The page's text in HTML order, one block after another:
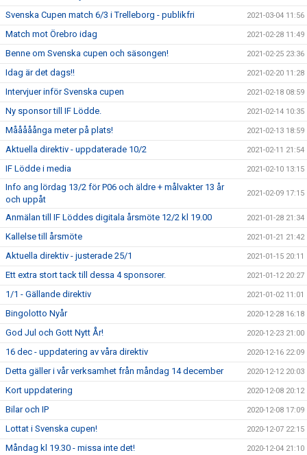
Svenska Cupen match 6/3 i Trelleborg - publikfri 2021-03-04 11:56
Match mot Örebro idag 2021-02-28 11:49
Benne om Svenska cupen och säsongen! 2021-02-25 23:36
Idag är det dags!! 2021-02-20 11:28
Intervjuer inför Svenska cupen 2021-02-18 08:59
Ny sponsor till IF Lödde. 2021-02-14 10:35
Mååååånga meter på plats! 2021-02-13 18:59
Aktuella direktiv - uppdaterade 10/2 2021-02-11 21:54
IF Lödde i media 2021-02-10 13:15
Info ang lördag 13/2 för P06 och äldre + målvakter 13 år
och uppåt
2021-02-09 17:15
Anmälan till IF Löddes digitala årsmöte 12/2 kl 19.00 2021-01-28 21:34
Kallelse till årsmöte 2021-01-21 21:42
Aktuella direktiv - justerade 25/1 2021-01-15 20:11
Ett extra stort tack till dessa 4 sponsorer. 2021-01-12 20:27
1/1 - Gällande direktiv 2021-01-02 11:01
Bingolotto Nyår 2020-12-28 16:18
God Jul och Gott Nytt År! 2020-12-23 21:00
16 dec - uppdatering av våra direktiv 2020-12-16 22:09
Detta gäller i vår verksamhet från måndag 14 december 2020-12-12 20:03
Kort uppdatering 2020-12-08 20:12
Bilar och IP 2020-12-08 17:09
Lottat i Svenska cupen! 2020-12-07 22:15
Måndag kl 19.30 - missa inte det! 2020-12-04 21:10